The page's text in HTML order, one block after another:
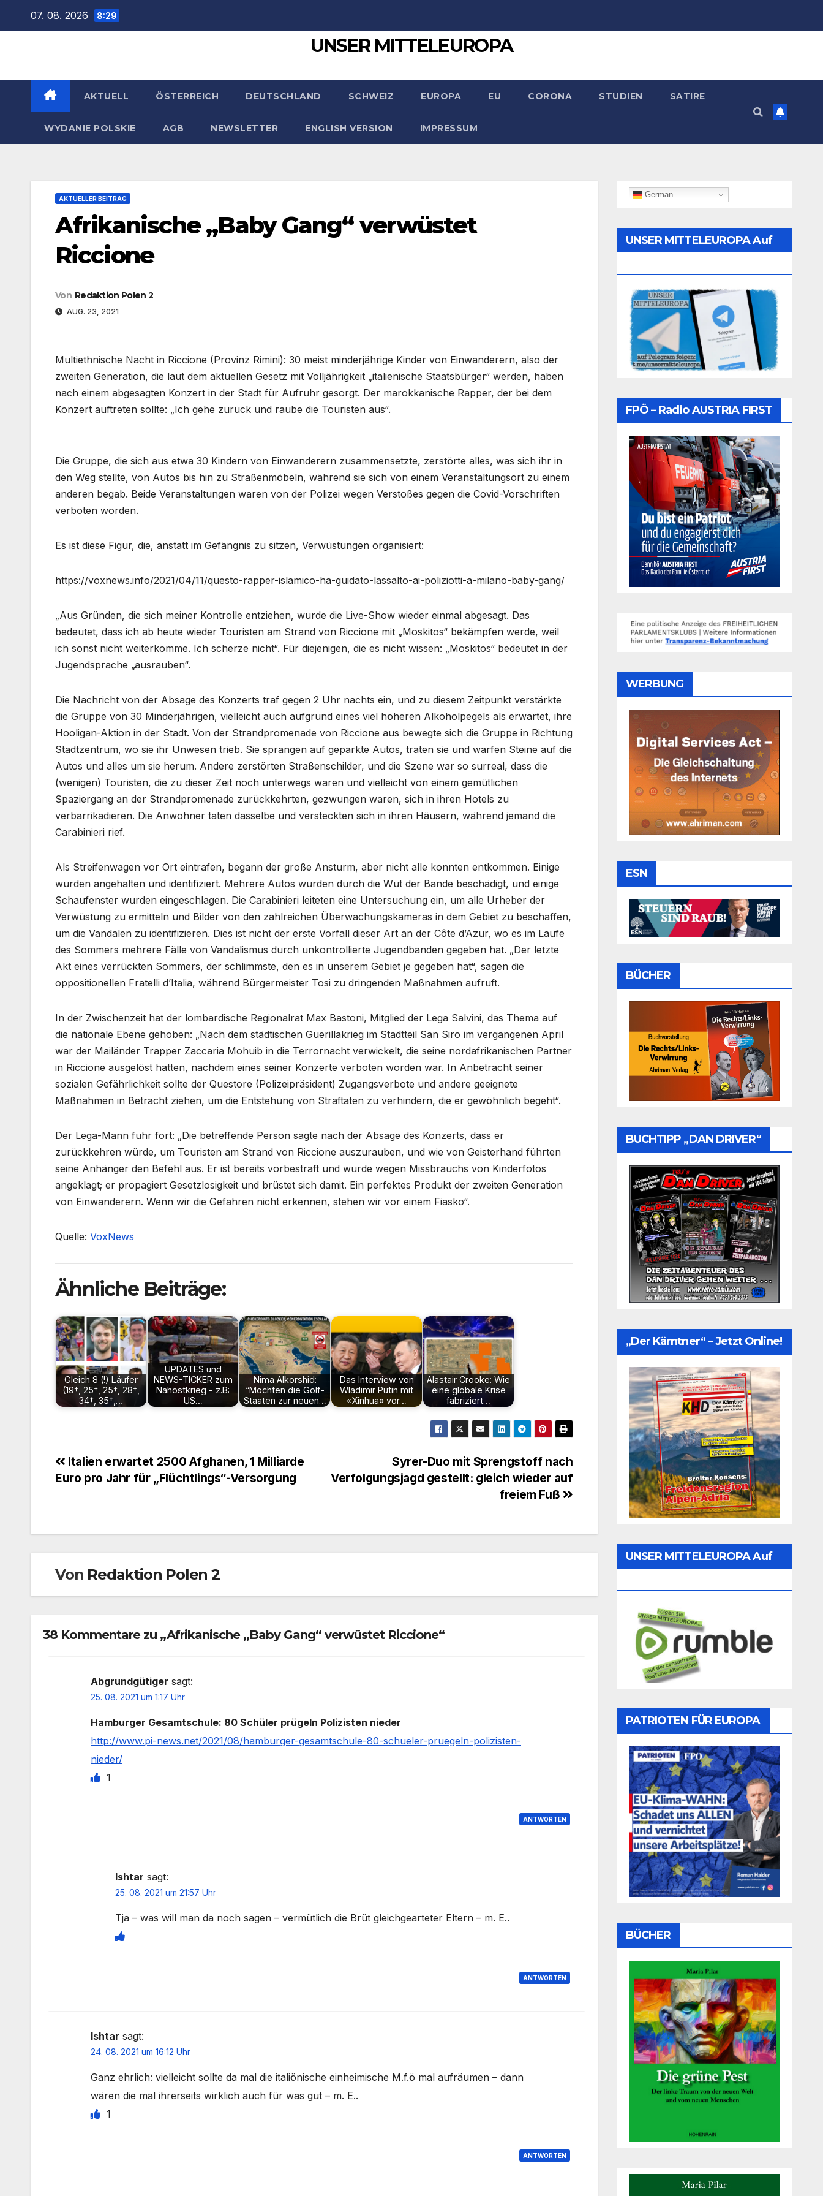
07. 08. 2026 8:29
UNSER MITTELEUROPA
AKTUELL ÖSTERREICH DEUTSCHLAND SCHWEIZ EUROPA EU CORONA STUDIEN SATIRE
WYDANIE POLSKIE AGB NEWSLETTER ENGLISH VERSION IMPRESSUM
AKTUELLER BEITRAG
Afrikanische „Baby Gang“ verwüstet
Riccione
Von Redaktion Polen 2
AUG. 23, 2021
Multiethnische Nacht in Riccione (Provinz Rimini): 30 meist minderjährige Kinder von Einwanderern, also der
zweiten Generation, die laut dem aktuellen Gesetz mit Volljährigkeit „italienische Staatsbürger“ werden, haben
nach einem abgesagten Konzert in der Stadt für Aufruhr gesorgt. Der marokkanische Rapper, der bei dem
Konzert auftreten sollte: „Ich gehe zurück und raube die Touristen aus“.
Die Gruppe, die sich aus etwa 30 Kindern von Einwanderern zusammensetzte, zerstörte alles, was sich ihr in
den Weg stellte, von Autos bis hin zu Straßenmöbeln, während sie sich von einem Veranstaltungsort zu einem
anderen begab. Beide Veranstaltungen waren von der Polizei wegen Verstoßes gegen die Covid-Vorschriften
verboten worden.
Es ist diese Figur, die, anstatt im Gefängnis zu sitzen, Verwüstungen organisiert:
https://voxnews.info/2021/04/11/questo-rapper-islamico-ha-guidato-lassalto-ai-poliziotti-a-milano-baby-gang/
„Aus Gründen, die sich meiner Kontrolle entziehen, wurde die Live-Show wieder einmal abgesagt. Das
bedeutet, dass ich ab heute wieder Touristen am Strand von Riccione mit „Moskitos“ bekämpfen werde, weil
ich sonst nicht weiterkomme. Ich scherze nicht“. Für diejenigen, die es nicht wissen: „Moskitos“ bedeutet in der
Jugendsprache „ausrauben“.
Die Nachricht von der Absage des Konzerts traf gegen 2 Uhr nachts ein, und zu diesem Zeitpunkt verstärkte
die Gruppe von 30 Minderjährigen, vielleicht auch aufgrund eines viel höheren Alkoholpegels als erwartet, ihre
Hooligan-Aktion in der Stadt. Von der Strandpromenade von Riccione aus bewegte sich die Gruppe in Richtung
Stadtzentrum, wo sie ihr Unwesen trieb. Sie sprangen auf geparkte Autos, traten sie und warfen Steine auf die
Autos und alles um sie herum. Andere zerstörten Straßenschilder, und die Szene war so surreal, dass die
(wenigen) Touristen, die zu dieser Zeit noch unterwegs waren und vielleicht von einem gemütlichen
Spaziergang an der Strandpromenade zurückkehrten, gezwungen waren, sich in ihren Hotels zu
verbarrikadieren. Die Anwohner taten dasselbe und versteckten sich in ihren Häusern, während jemand die
Carabinieri rief.
Als Streifenwagen vor Ort eintrafen, begann der große Ansturm, aber nicht alle konnten entkommen. Einige
wurden angehalten und identifiziert. Mehrere Autos wurden durch die Wut der Bande beschädigt, und einige
Schaufenster wurden eingeschlagen. Die Carabinieri leiteten eine Untersuchung ein, um alle Urheber der
Verwüstung zu ermitteln und Bilder von den zahlreichen Überwachungskameras in dem Gebiet zu beschaffen,
um die Vandalen zu identifizieren. Dies ist nicht der erste Vorfall dieser Art an der Côte d’Azur, wo es im Laufe
des Sommers mehrere Fälle von Vandalismus durch unkontrollierte Jugendbanden gegeben hat. „Der letzte
Akt eines verrückten Sommers, der schlimmste, den es in unserem Gebiet je gegeben hat“, sagen die
oppositionellen Fratelli d’Italia, während Bürgermeister Tosi zu dringenden Maßnahmen aufruft.
In der Zwischenzeit hat der lombardische Regionalrat Max Bastoni, Mitglied der Lega Salvini, das Thema auf
die nationale Ebene gehoben: „Nach dem städtischen Guerillakrieg im Stadtteil San Siro im vergangenen April
war der Mailänder Trapper Zaccaria Mohuib in die Terrornacht verwickelt, die seine nordafrikanischen Partner
in Riccione ausgelöst hatten, nachdem eines seiner Konzerte verboten worden war. In Anbetracht seiner
sozialen Gefährlichkeit sollte der Questore (Polizeipräsident) Zugangsverbote und andere geeignete
Maßnahmen in Betracht ziehen, um die Entstehung von Straftaten zu verhindern, die er gewöhnlich begeht“.
Der Lega-Mann fuhr fort: „Die betreffende Person sagte nach der Absage des Konzerts, dass er
zurückkehren würde, um Touristen am Strand von Riccione auszurauben, und wie von Geisterhand führten
seine Anhänger den Befehl aus. Er ist bereits vorbestraft und wurde wegen Missbrauchs von Kinderfotos
angeklagt; er propagiert Gesetzlosigkeit und brüstet sich damit. Ein perfektes Produkt der zweiten Generation
von Einwanderern. Wenn wir die Gefahren nicht erkennen, stehen wir vor einem Fiasko“.
Quelle: VoxNews
Ähnliche Beiträge:
Gleich 8 (!) Läufer
(19†, 25†, 25†, 28†,
34†, 35†,…
UPDATES und
NEWS-TICKER zum
Nahostkrieg - z.B:
US…
Nima Alkorshid:
“Möchten die Golf-
Staaten zur neuen…
Das Interview von
Wladimir Putin mit
«Xinhua» vor…
Alastair Crooke: Wie
eine globale Krise
fabriziert…
Beitragsnavigation
Syrer-Duo mit Sprengstoff nach
Verfolgungsjagd gestellt: gleich wieder auf
freiem Fuß
Italien erwartet 2500 Afghanen, 1 Milliarde
Euro pro Jahr für „Flüchtlings“-Versorgung
Von Redaktion Polen 2
38 Kommentare zu „Afrikanische „Baby Gang“ verwüstet Riccione“
Abgrundgütiger sagt:
25. 08. 2021 um 1:17 Uhr
Hamburger Gesamtschule: 80 Schüler prügeln Polizisten nieder
http://www.pi-news.net/2021/08/hamburger-gesamtschule-80-schueler-pruegeln-polizisten-
nieder/
1
ANTWORTEN
Ishtar sagt:
25. 08. 2021 um 21:57 Uhr
Tja – was will man da noch sagen – vermütlich die Brüt gleichgearteter Eltern – m. E..
ANTWORTEN
Ishtar sagt:
24. 08. 2021 um 16:12 Uhr
Ganz ehrlich: vielleicht sollte da mal die italiönische einheimische M.f.ö mal aufräumen – dann
wären die mal ihrerseits wirklich auch für was gut – m. E..
1
ANTWORTEN
German
UNSER MITTELEUROPA Auf
FPÖ – Radio AUSTRIA FIRST
WERBUNG
ESN
BÜCHER
BUCHTIPP „DAN DRIVER“
„Der Kärntner“ – Jetzt Online!
UNSER MITTELEUROPA Auf
PATRIOTEN FÜR EUROPA
BÜCHER